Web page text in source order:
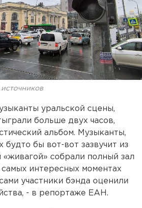
уральской сцены,
больше двух часов,
альбом. Музыканты,
будто бы вот-вот зазвучит из
собрали полный зал
интересных моментах
участники бэнда оценили
- в репортаже ЕАН.